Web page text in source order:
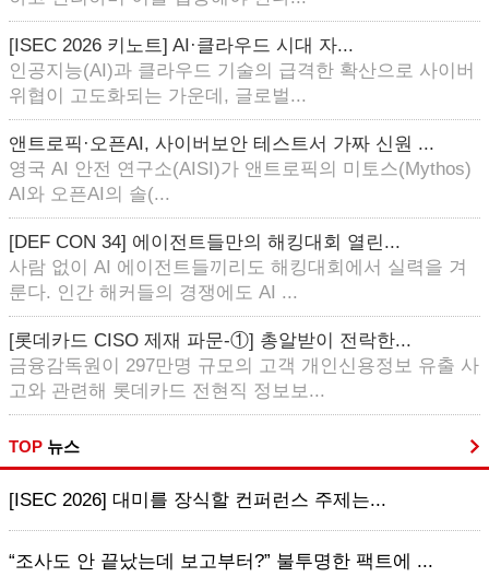
[ISEC 2026 키노트] AI·클라우드 시대 자...
인공지능(AI)과 클라우드 기술의 급격한 확산으로 사이버
위협이 고도화되는 가운데, 글로벌...
앤트로픽·오픈AI, 사이버보안 테스트서 가짜 신원 ...
영국 AI 안전 연구소(AISI)가 앤트로픽의 미토스(Mythos)
AI와 오픈AI의 솔(...
[DEF CON 34] 에이전트들만의 해킹대회 열린...
사람 없이 AI 에이전트들끼리도 해킹대회에서 실력을 겨
룬다. 인간 해커들의 경쟁에도 AI ...
[롯데카드 CISO 제재 파문-①] 총알받이 전락한...
금융감독원이 297만명 규모의 고객 개인신용정보 유출 사
고와 관련해 롯데카드 전현직 정보보...
TOP 뉴스
[ISEC 2026] 대미를 장식할 컨퍼런스 주제는...
“조사도 안 끝났는데 보고부터?” 불투명한 팩트에 ...